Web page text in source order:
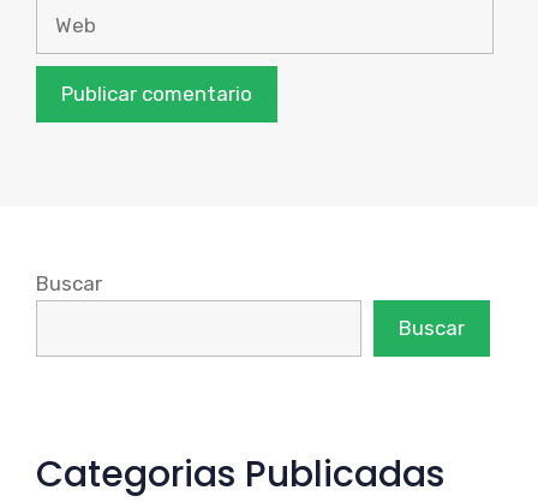
Web
Buscar
Buscar
Categorias Publicadas